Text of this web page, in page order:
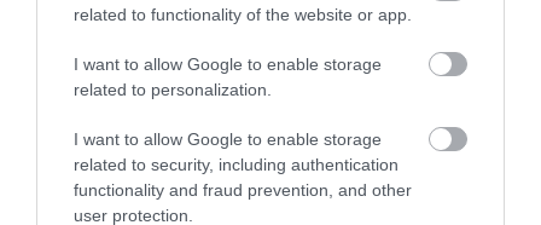
related to functionality of the website or app.
I want to allow Google to enable storage
related to personalization.
I want to allow Google to enable storage
related to security, including authentication
functionality and fraud prevention, and other
user protection.